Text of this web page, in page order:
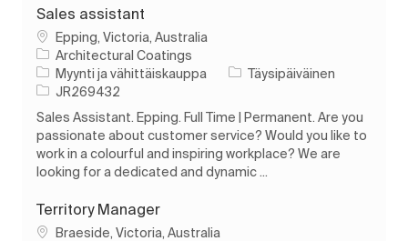
Sales assistant
PaikkaEpping, Victoria, Australia
Architectural Coatings
Luokka
Myynti ja vähittäiskauppa Työn tyyppi
Täysipäiväinen
Työn tunnus
JR269432
Sales Assistant. Epping. Full Time | Permanent. Are you
passionate about customer service? Would you like to
work in a colourful and inspiring workplace? We are
looking for a dedicated and dynamic ...
Territory Manager
PaikkaBraeside, Victoria, Australia